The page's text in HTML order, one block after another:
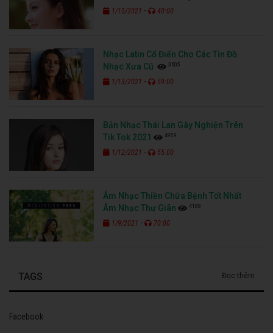
1/15/2021 - 40:00
Nhạc Latin Cổ Điển Cho Các Tín Đồ
Nhạc Xưa Cũ
3605
1/13/2021 - 59:00
Bản Nhạc Thái Lan Gây Nghiện Trên
Tik Tok 2021
4959
1/12/2021 - 55:00
Âm Nhạc Thiền Chữa Bệnh Tốt Nhất
Âm Nhạc Thư Giãn
4188
1/9/2021 - 70:00
TAGS Đọc thêm
Facebook